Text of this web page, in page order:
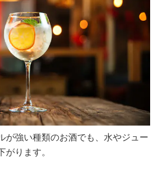
が強い種類のお酒でも、水やジュー
ります。